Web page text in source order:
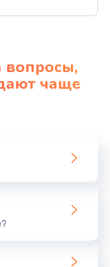
вопросы,
чаще